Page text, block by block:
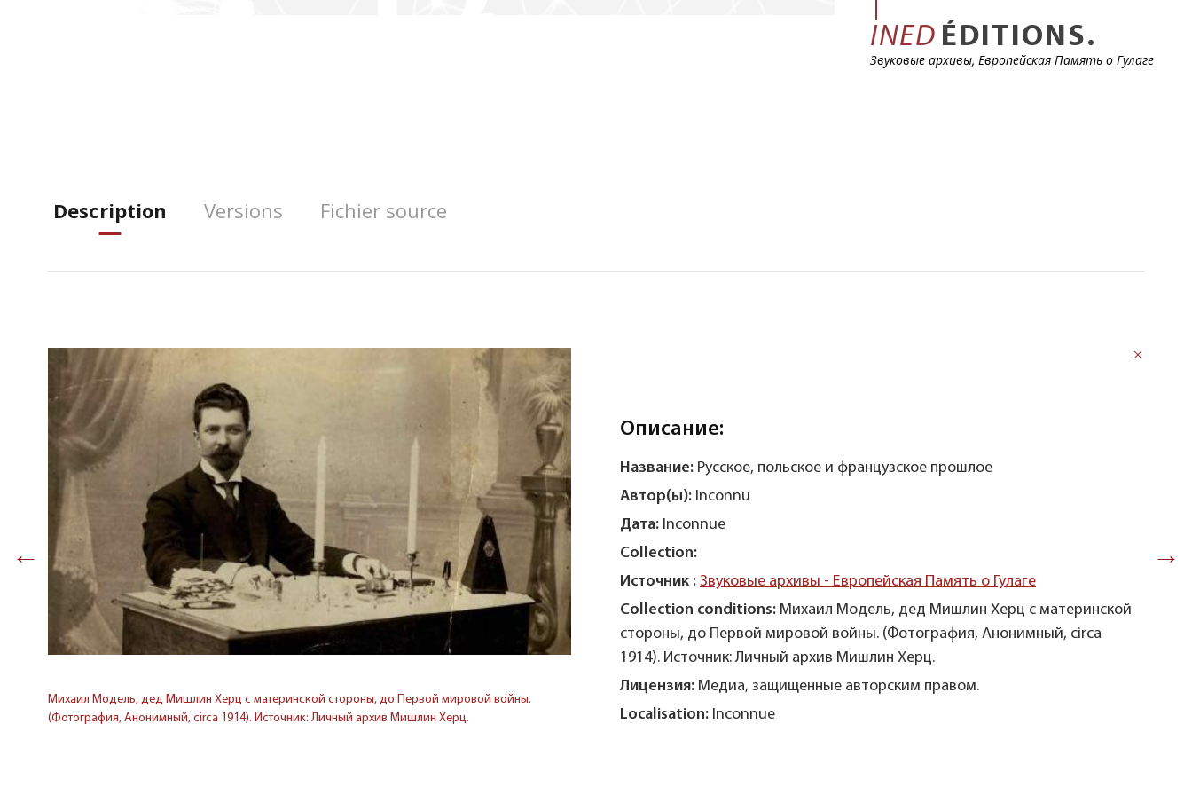
INED ÉDITIONS.
Звуковые архивы, Европейская Память о Гулаге
Description Versions Fichier source
←
Михаил Модель, дед Мишлин Херц с материнской стороны, до Первой мировой войны.
(Фотография, Анонимный, circa 1914). Источник: Личный архив Мишлин Херц.
Описание:
Название: Русское, польское и французское прошлое
Автор(ы): Inconnu
Дата: Inconnue
Collection:
Источник : Звуковые архивы - Европейская Память о Гулаге
Collection conditions: Михаил Модель, дед Мишлин Херц с материнской
стороны, до Первой мировой войны. (Фотография, Анонимный, circa
1914). Источник: Личный архив Мишлин Херц.
Лицензия: Медиа, защищенные авторским правом.
Localisation: Inconnue
→